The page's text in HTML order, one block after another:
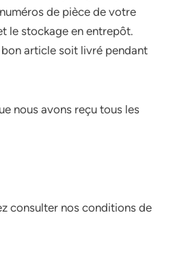
de pièce de votre
le stockage en entrepôt.
article soit livré pendant
nous avons reçu tous les
consulter nos conditions de